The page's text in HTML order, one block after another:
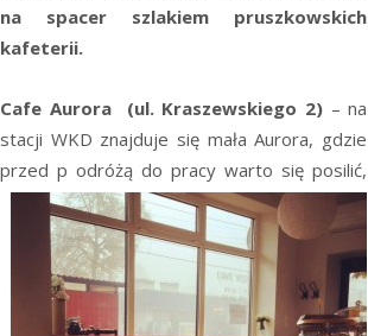
na spacer szlakiem pruszkowskich
kafeterii.
Cafe Aurora (ul. Kraszewskiego 2) – na
stacji WKD znajduje się mała Aurora, gdzie
przed p odróżą do pracy warto się posilić,